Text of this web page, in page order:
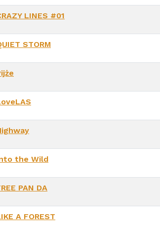
LINES #01
STORM
the Wild
PAN DA
A FOREST